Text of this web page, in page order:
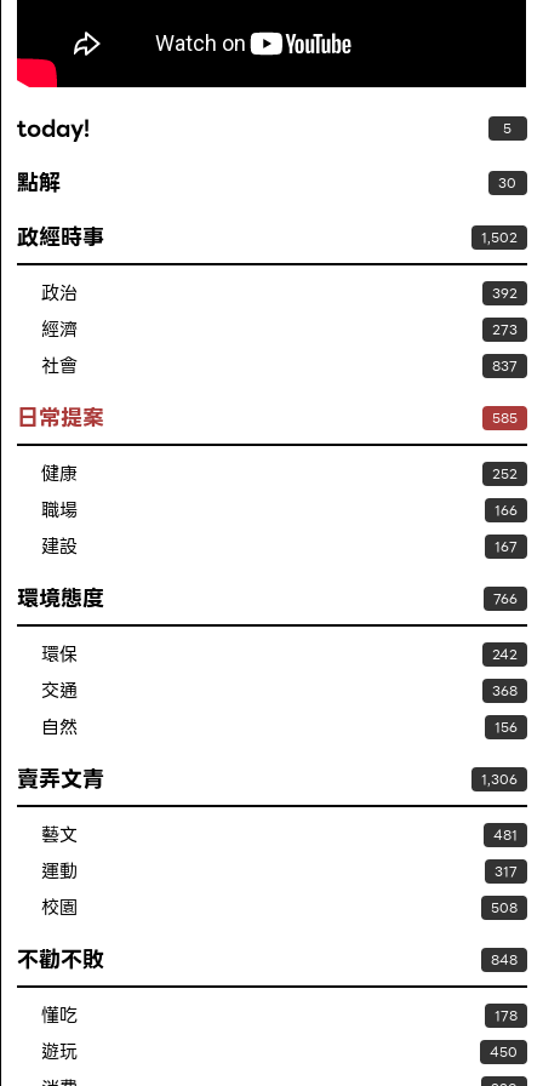
today! 5
點解 30
政經時事 1,502
政治 392
經濟 273
社會 837
日常提案 585
健康 252
職場 166
建設 167
環境態度 766
環保 242
交通 368
自然 156
賣弄文青 1,306
藝文 481
運動 317
校園 508
不勸不敗 848
懂吃 178
遊玩 450